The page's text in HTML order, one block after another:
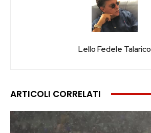
Lello Fedele Talarico
ARTICOLI CORRELATI